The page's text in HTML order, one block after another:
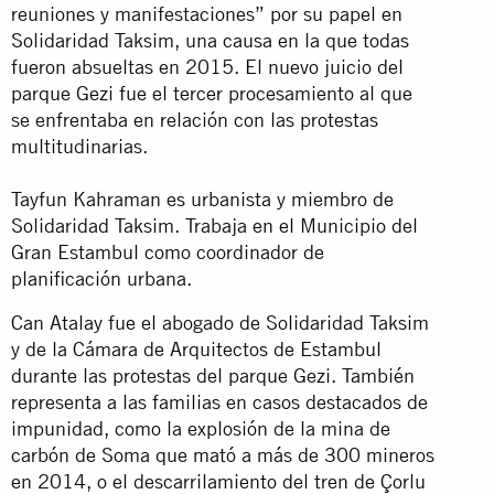
reuniones y manifestaciones” por su papel en
Solidaridad Taksim, una causa en la que todas
fueron absueltas en 2015. El nuevo juicio del
parque Gezi fue el tercer procesamiento al que
se enfrentaba en relación con las protestas
multitudinarias.
Tayfun Kahraman es urbanista y miembro de
Solidaridad Taksim. Trabaja en el Municipio del
Gran Estambul como coordinador de
planificación urbana.
Can Atalay fue el abogado de Solidaridad Taksim
y de la Cámara de Arquitectos de Estambul
durante las protestas del parque Gezi. También
representa a las familias en casos destacados de
impunidad, como la explosión de la mina de
carbón de Soma que mató a más de 300 mineros
en 2014, o el descarrilamiento del tren de Çorlu